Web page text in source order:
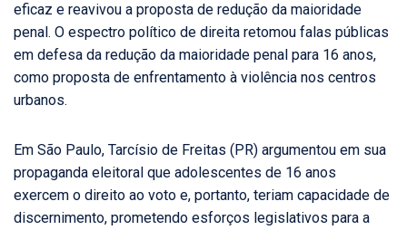
eficaz e reavivou a proposta de redução da maioridade
penal. O espectro político de direita retomou falas públicas
em defesa da redução da maioridade penal para 16 anos,
como proposta de enfrentamento à violência nos centros
urbanos.
Em São Paulo, Tarcísio de Freitas (PR) argumentou em sua
propaganda eleitoral que adolescentes de 16 anos
exercem o direito ao voto e, portanto, teriam capacidade de
discernimento, prometendo esforços legislativos para a